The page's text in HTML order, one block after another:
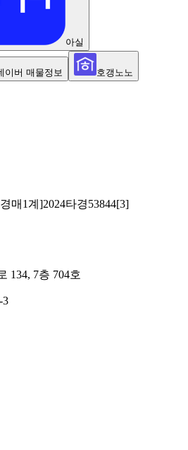
아실
이버 매물정보
호갱노노
매1계]2024타경53844[3]
134, 7층 704호
3